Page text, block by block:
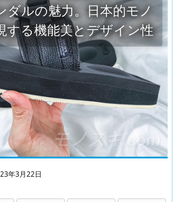
ダルの魅力。日本的モノ
する機能美とデザイン性
年3月22日